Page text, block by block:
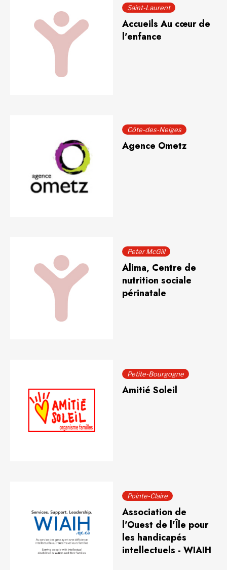
Saint-Laurent
Accueils Au cœur de
l'enfance
Côte-des-Neiges
Agence Ometz
Peter McGill
Alima, Centre de
nutrition sociale
périnatale
Petite-Bourgogne
Amitié Soleil
Pointe-Claire
Association de
l'Ouest de l'Île pour
les handicapés
intellectuels - WIAIH